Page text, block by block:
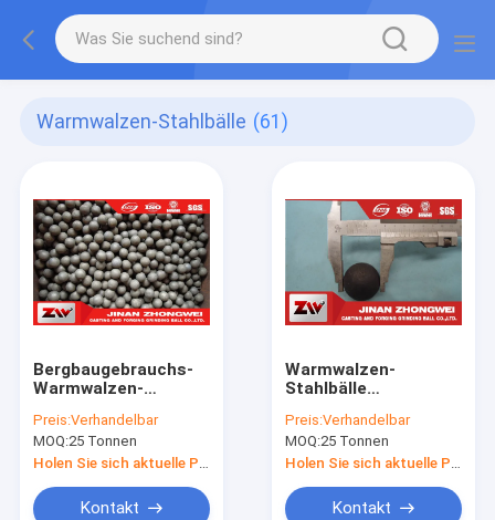
Warmwalzen-Stahlbälle (61)
Bergbaugebrauchs-
Warmwalzen-
Preis:Verhandelbar
MOQ:25 Tonnen
Kontakt
Warmwalzen-
Stahlbälle
40mm
Preis:Verhandelbar
MOQ:25 Tonnen
Kontakt